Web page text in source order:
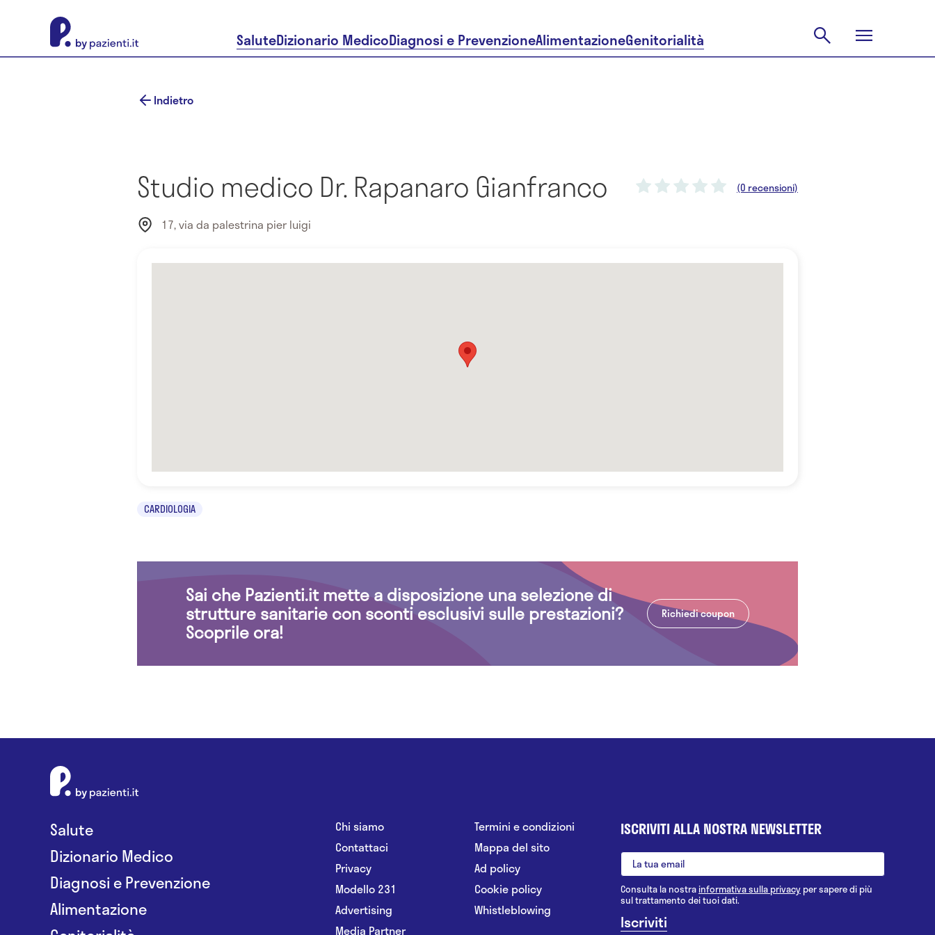
SaluteDizionario MedicoDiagnosi e PrevenzioneAlimentazioneGenitorialità
Indietro
Studio medico Dr. Rapanaro Gianfranco (0 recensioni)
17, via da palestrina pier luigi
CARDIOLOGIA
Sai che Pazienti.it mette a disposizione una selezione di
strutture sanitarie con sconti esclusivi sulle prestazioni?
Scoprile ora!
Richiedi coupon
Salute
Dizionario Medico
Diagnosi e Prevenzione
Alimentazione
Chi siamo
Contattaci
Privacy
Modello 231
Advertising
Media Partner
Termini e condizioni
Mappa del sito
Ad policy
Cookie policy
Whistleblowing
ISCRIVITI ALLA NOSTRA NEWSLETTER
Consulta la nostrainformativa sulla privacy per sapere di più
sul trattamento dei tuoi dati.